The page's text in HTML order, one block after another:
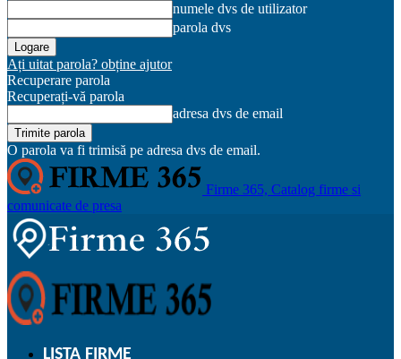
numele dvs de utilizator
parola dvs
Ați uitat parola? obține ajutor
Recuperare parola
Recuperați-vă parola
adresa dvs de email
O parola va fi trimisă pe adresa dvs de email.
Firme 365, Catalog firme si
comunicate de presa
LISTA FIRME